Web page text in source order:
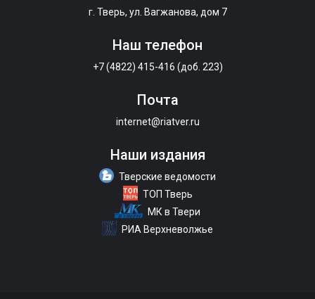
г. Тверь, ул. Вагжанова, дом 7
Наш телефон
+7 (4822) 415-416 (доб. 223)
Почта
internet@riatver.ru
Наши издания
Тверские ведомости
ТОП Тверь
МК в Твери
РИА Верхневолжье